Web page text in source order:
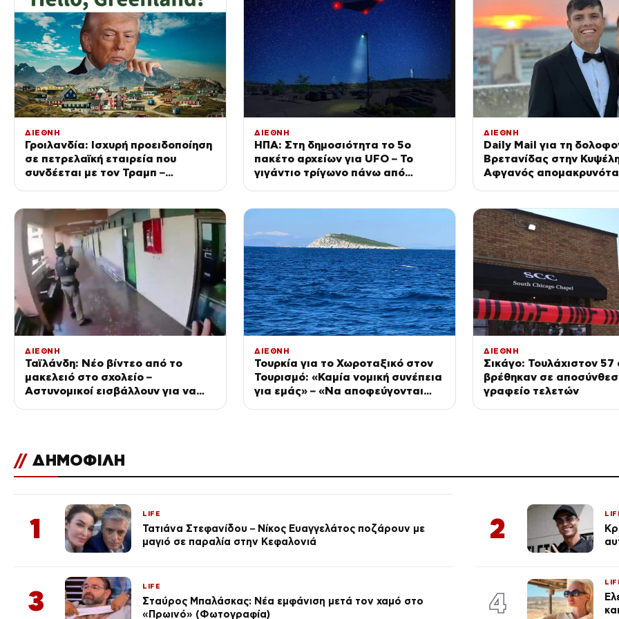
ΔΙΕΘΝΗ
Γροιλανδία: Ισχυρή προειδοποίηση
σε πετρελαϊκή εταιρεία που
συνδέεται με τον Τραμπ –
ΔΙΕΘΝΗ
ΗΠΑ: Στη δημοσιότητα το 5ο
πακέτο αρχείων για UFO – Το
γιγάντιο τρίγωνο πάνω από
ΔΙΕΘΝΗ
Daily Mail για τη
Βρετανίδας στην
Αφγανός
ΔΙΕΘΝΗ
Ταϊλάνδη: Νέο βίντεο από το
μακελειό στο σχολείο –
Αστυνομικοί εισβάλλουν για να
ΔΙΕΘΝΗ
Τουρκία για το Χωροταξικό στον
Τουρισμό: «Καμία νομική συνέπεια
για εμάς» – «Να αποφεύγονται
ΔΙΕΘΝΗ
Σικάγο: Τουλάχιστον 57
βρέθηκαν σε
γραφείο τελετών
// ΔΗΜΟΦΙΛΗ
1 LIFE
Τατιάνα Στεφανίδου – Νίκος Ευαγγελάτος ποζάρουν με
μαγιό σε παραλία στην Κεφαλονιά
2
3 LIFE
Σταύρος Μπαλάσκας: Νέα εμφάνιση μετά τον χαμό στο
«Πρωινό» (Φωτογραφία)
4